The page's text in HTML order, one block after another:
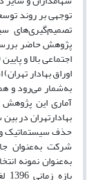
توجهی بر روند
تصمیم‌گیری‌های
پژوهش حاضر
اجتماعی بالا و
اوراق بهادار
به‌شمار می‌رود و
آماری‌ این‌
شرکت به‌عنوان
به‌عنوان نمونه